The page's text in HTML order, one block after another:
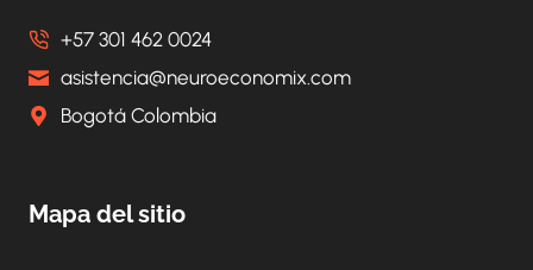
+57 301 462 0024
asistencia@neuroeconomix.com
Bogotá Colombia
Mapa del sitio